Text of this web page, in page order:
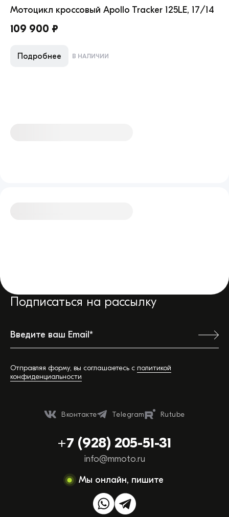
Мотоцикл кроссовый Apollo Tracker 125LE, 17/14
109 900 ₽
Подробнее В НАЛИЧИИ
Подписаться на рассылку
Отправляя форму, вы соглашаетесь с политикой
конфиденциальности
Вконтакте Telegram Rutube
+7 (928) 205-51-31
info@mmoto.ru
Мы онлайн, пишите
Вы можете сэкономить время, позвонив или
написав нам прямо сейчас:
ТЕЛЕФОН ОТДЕЛА ПРОДАЖ
+7 (928) 205-51-31